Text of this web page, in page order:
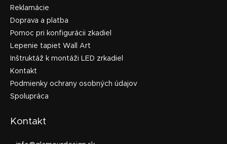
Reklamácie
Doprava a platba
Pomoc pri konfigurácii zkadiel
Lepenie tapiet Wall Art
Inštruktáž k montáži LED zrkadiel
Kontakt
Podmienky ochrany osobných údajov
Spolupráca
Kontakt